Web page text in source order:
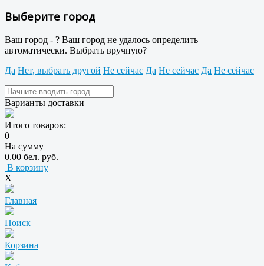
Выберите город
Ваш город - ? Ваш город не удалось определить
автоматически. Выбрать вручную?
Да Нет, выбрать другой Не сейчас Да Не сейчас Да Не сейчас
Варианты доставки
Итого товаров:
0
На сумму
0.00 бел. руб.
В корзину
X
Главная
Поиск
Корзина